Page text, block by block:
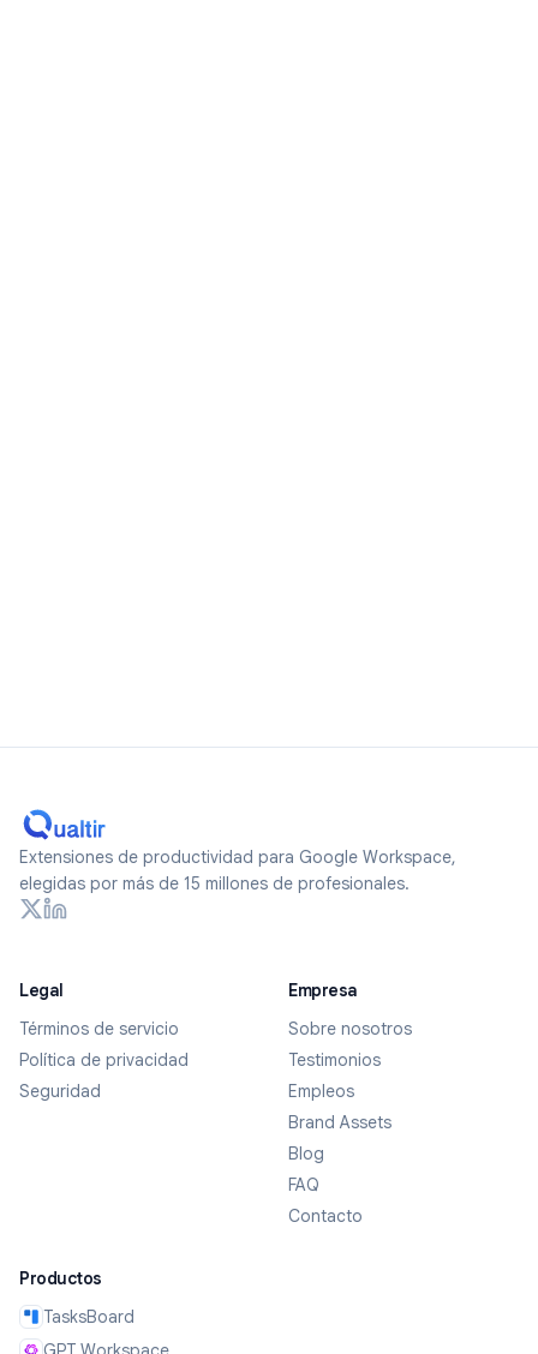
Extensiones de productividad para Google Workspace,
elegidas por más de 15 millones de profesionales.
Legal
Términos de servicio
Política de privacidad
Seguridad
Empresa
Sobre nosotros
Testimonios
Empleos
Brand Assets
Blog
FAQ
Contacto
Productos
TasksBoard